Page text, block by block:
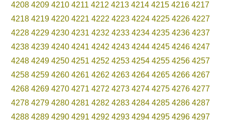
4208 4209 4210 4211 4212 4213 4214 4215 4216 4217
4218 4219 4220 4221 4222 4223 4224 4225 4226 4227
4228 4229 4230 4231 4232 4233 4234 4235 4236 4237
4238 4239 4240 4241 4242 4243 4244 4245 4246 4247
4248 4249 4250 4251 4252 4253 4254 4255 4256 4257
4258 4259 4260 4261 4262 4263 4264 4265 4266 4267
4268 4269 4270 4271 4272 4273 4274 4275 4276 4277
4278 4279 4280 4281 4282 4283 4284 4285 4286 4287
4288 4289 4290 4291 4292 4293 4294 4295 4296 4297